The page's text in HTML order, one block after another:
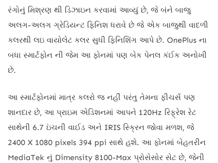
રંગોનું મિશ્રણ થી ડિઝાઇન કરવામાં આવ્યું છે, જે બંને બાજુ
અલગ-અલગ ગ્રેડિયન્ટ ફિનિશ ધરાવે છે જે એક બાજુથી વાદળી
કલરથી લઇ વાયોલેટ કલર સુધી ફિનિશિંગ આપે છે. OnePlus ના
બધા સ્માર્ટફોન ની જેમ આ ફોનમાં પણ બેક પેનલ કંઈક અનોખી
છે.
આ સ્માર્ટફોનમાં માત્ર કલરો જ નહીં પરંતુ તેમના ફીચર્સ પણ
શાનદાર છે, આ પ્રાઇમ એડિશનમાં આપને 120Hz રિફ્રેશ રેટ
સાથેની 6.7 ઇંચની વાઈડ અને IRIS સ્ક્રિન જોવા મળશ, જે
2400 X 1080 pixels 394 ppi સાથે હશે. આ ફોનમાં બેહતરીન
MediaTek નું Dimensity 8100-Max પ્રોસેસોર સેટ છે, જેની